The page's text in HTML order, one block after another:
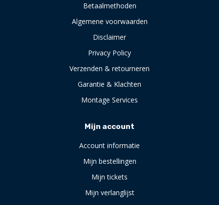
Betaalmethoden
Algemene voorwaarden
Disclaimer
Privacy Policy
Verzenden & retourneren
Garantie & Klachten
Montage Services
Mijn account
Account informatie
Mijn bestellingen
Mijn tickets
Mijn verlanglijst